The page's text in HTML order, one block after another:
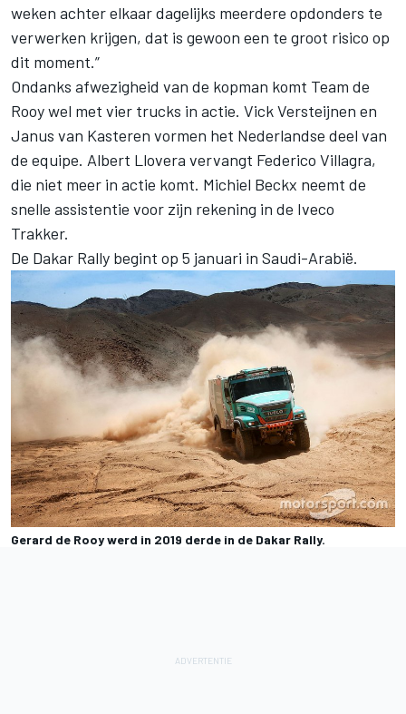
weken achter elkaar dagelijks meerdere opdonders te
verwerken krijgen, dat is gewoon een te groot risico op
dit moment.”
Ondanks afwezigheid van de kopman komt Team de
Rooywel met vier trucks in actie. Vick Versteijnen en
Janus van Kasteren vormen het Nederlandse deel van
de equipe. Albert Llovera vervangt Federico Villagra,
die niet meer in actie komt. Michiel Beckx neemt de
snelle assistentie voor zijn rekening in de Iveco
Trakker.
De Dakar Rally begint op 5 januari in Saudi-Arabië.
Gerard de Rooy werd in 2019 derde in de Dakar Rally.